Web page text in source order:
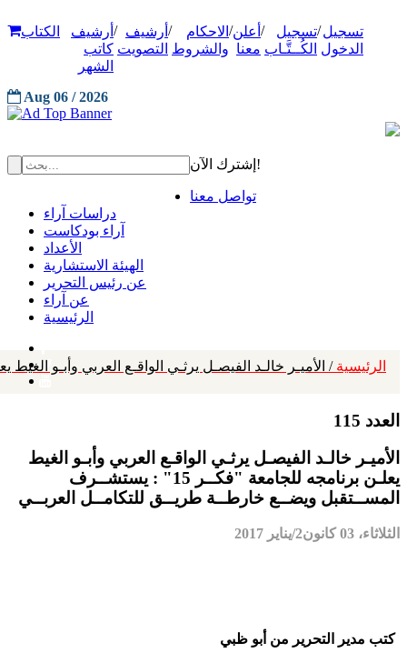
تسجيل
الدخول
/تسجيل
الكُــتَّـاب
/ أعلن
معنا
/ الاحكام
والشروط
/ أرشيف
التصويت
/ أرشيف
كاتب
الشهر
الكتاب
Aug 06 / 2026
إشترك الآن!
تواصل معنا
دراسات آراء
آراء بودكاست
الأعداد
الهيئة الاستشارية
عن رئيس التحرير
عن آراء
الرئيسية
الرئيسية / الأميـر خالـد الفيصـل يرثـي الواقـع العربي وأبـو الغيط يعلـن برنامجه للجامعة "فكــر 15" : يستشــرف
العدد 115
الأميـر خالـد الفيصـل يرثـي الواقـع العربي وأبـو الغيط
يعلـن برنامجه للجامعة "فكــر 15" : يستشــرف
المســتقبل ويضــع خارطــة طريــق للتكامــل العربــي
الثلاثاء، 03 كانون2/يناير 2017
كتب مدير التحرير من أبو ظبي